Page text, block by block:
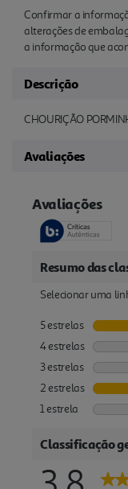
Confirmar a
alterações de
a informação que
Descrição
CHOURIÇÃO
Avaliações